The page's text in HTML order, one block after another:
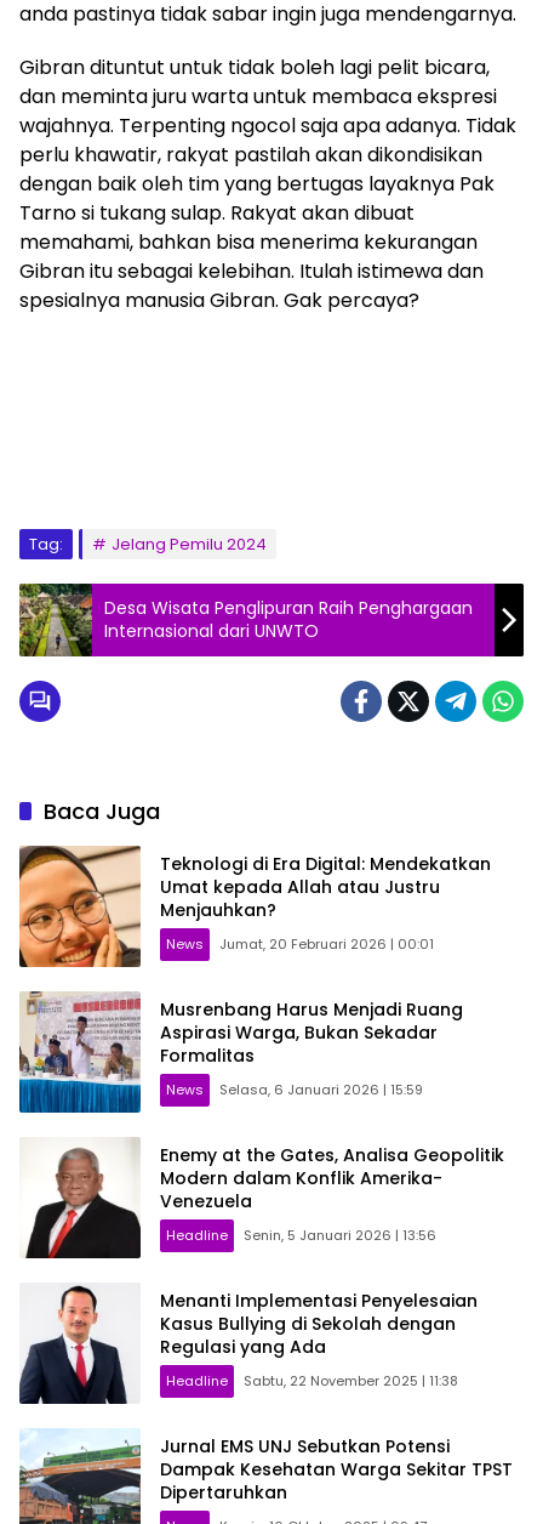
anda pastinya tidak sabar ingin juga mendengarnya.
Gibran dituntut untuk tidak boleh lagi pelit bicara,
dan meminta juru warta untuk membaca ekspresi
wajahnya. Terpenting ngocol saja apa adanya. Tidak
perlu khawatir, rakyat pastilah akan dikondisikan
dengan baik oleh tim yang bertugas layaknya Pak
Tarno si tukang sulap. Rakyat akan dibuat
memahami, bahkan bisa menerima kekurangan
Gibran itu sebagai kelebihan. Itulah istimewa dan
spesialnya manusia Gibran. Gak percaya?
Tag: Jelang Pemilu 2024
Desa Wisata Penglipuran Raih Penghargaan
Internasional dari UNWTO
Baca Juga
Teknologi di Era Digital: Mendekatkan
Umat kepada Allah atau Justru
Menjauhkan?
News Jumat, 20 Februari 2026 | 00:01
Musrenbang Harus Menjadi Ruang
Aspirasi Warga, Bukan Sekadar
Formalitas
News Selasa, 6 Januari 2026 | 15:59
Enemy at the Gates, Analisa Geopolitik
Modern dalam Konflik Amerika-
Venezuela
Headline Senin, 5 Januari 2026 | 13:56
Menanti Implementasi Penyelesaian
Kasus Bullying di Sekolah dengan
Regulasi yang Ada
Headline Sabtu, 22 November 2025 | 11:38
Jurnal EMS UNJ Sebutkan Potensi
Dampak Kesehatan Warga Sekitar TPST
Dipertaruhkan